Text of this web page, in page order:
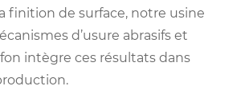
finition de surface, notre usine
d’usure abrasifs et
intègre ces résultats dans